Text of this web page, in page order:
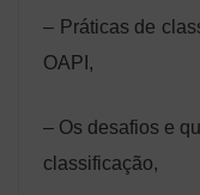
– Práticas de
OAPI,
– Os desafios e
classificação,